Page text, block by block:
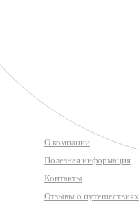
О компании
Полезная информация
Контакты
Отзывы о путешествиях